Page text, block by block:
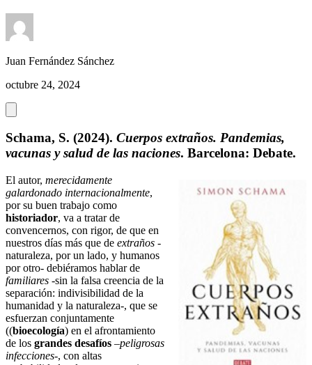
Juan Fernández Sánchez
octubre 24, 2024
Schama, S. (2024). Cuerpos extraños. Pandemias,
vacunas y salud de las naciones. Barcelona: Debate.
El autor, merecidamente
galardonado internacionalmente,
por su buen trabajo como
historiador, va a tratar de
convencernos, con rigor, de que en
nuestros días más que de extraños -
naturaleza, por un lado, y humanos
por otro- debiéramos hablar de
familiares -sin la falsa creencia de la
separación: indivisibilidad de la
humanidad y la naturaleza-, que se
esfuerzan conjuntamente
((bioecología) en el afrontamiento
de los grandes desafíos –peligrosas
infecciones-, con altas